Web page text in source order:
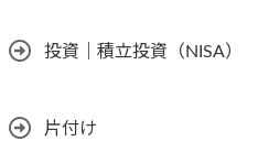
投資｜積立投資（NISA）
片付け